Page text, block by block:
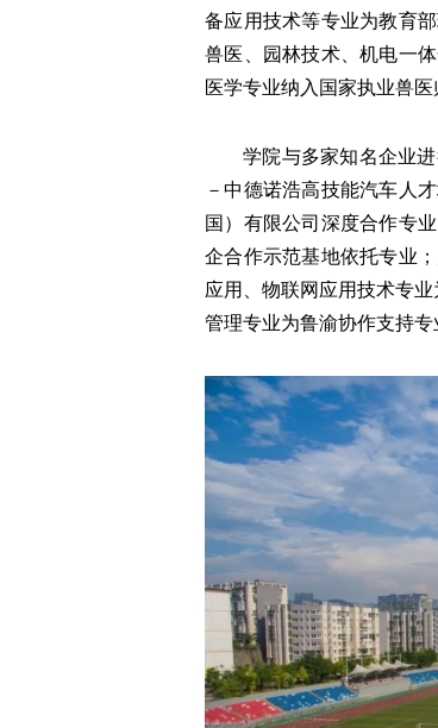
备应用技术等专业为教育
兽医、园林技术、机电一
医学专业纳入国家执业兽医
学院与多家知名企业
－中德诺浩高技能汽车人
国）有限公司深度合作专
企合作示范基地依托专业
应用、物联网应用技术专
管理专业为鲁渝协作支持专